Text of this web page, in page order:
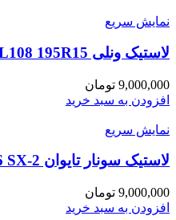
نمایش سریع
لاستیک ونلی SL108 195R15
9,000,000 تومان
افزودن به سبد خرید
نمایش سریع
لاستیک سونار تایوان 215/45R16 SX-2
9,000,000 تومان
افزودن به سبد خرید